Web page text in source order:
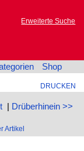
Erweiterte Suche
Shop
DRUCKEN
| Drüberhinein >>
Artikel